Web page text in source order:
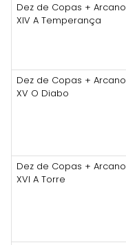
Dez de Copas + Arcano
XIV A Temperança
Dez de Copas + Arcano
XV O Diabo
Dez de Copas + Arcano
XVI A Torre